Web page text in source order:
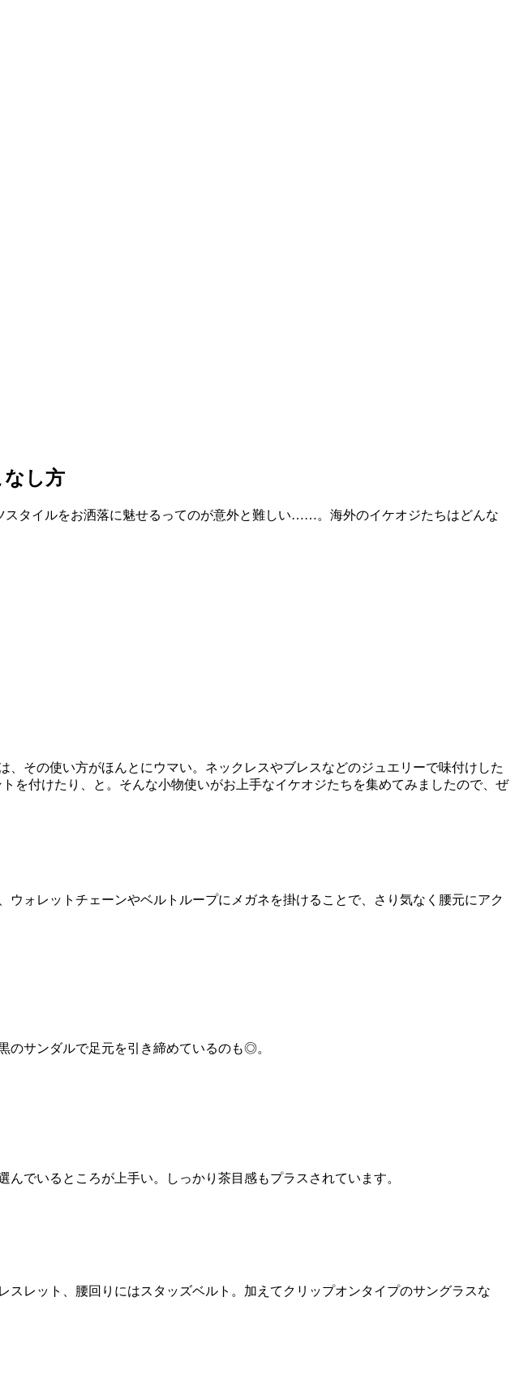
し方
タイルをお洒落に魅せるってのが意外と難しい……。海外のイケオジたちはどんな
その使い方がほんとにウマい。ネックレスやブレスなどのジュエリーで味付けした
を付けたり、と。そんな小物使いがお上手なイケオジたちを集めてみましたので、ぜ
ォレットチェーンやベルトループにメガネを掛けることで、さり気なく腰元にアク
のサンダルで足元を引き締めているのも◎。
でいるところが上手い。しっかり茶目感もプラスされています。
レット、腰回りにはスタッズベルト。加えてクリップオンタイプのサングラスな